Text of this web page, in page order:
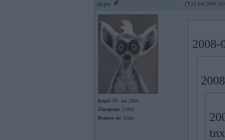
depo 24. Feb 2008,
Kopš: 09. Jan 2006
Ziņojumi: 21004
Braucu ar: Zirgu
2008-